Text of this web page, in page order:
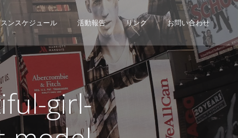
ンスケジュール 活動報告 リンク お問い合わせ
girl-